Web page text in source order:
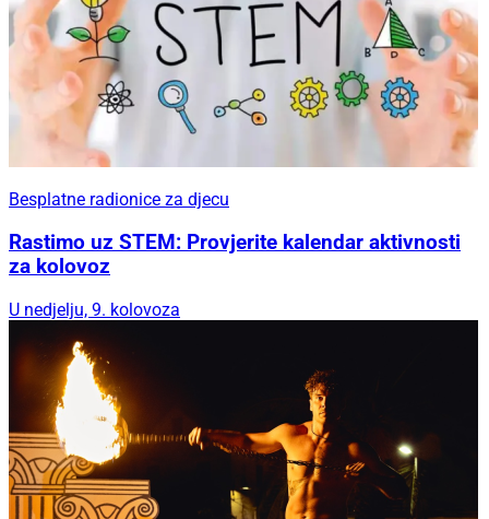
Besplatne radionice za djecu
Rastimo uz STEM: Provjerite kalendar aktivnosti
za kolovoz
U nedjelju, 9. kolovoza